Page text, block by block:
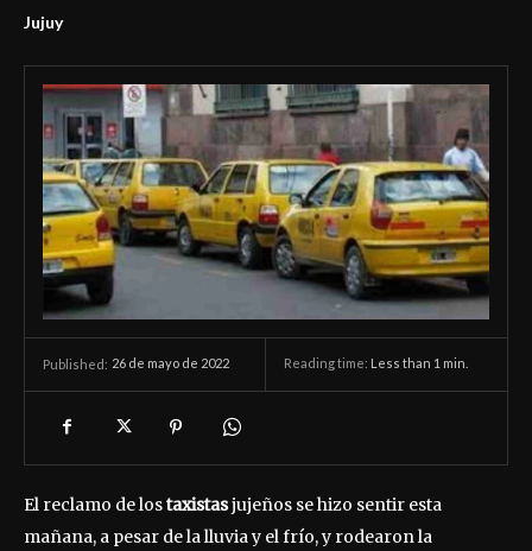
Jujuy
Published: 26 de mayo de 2022 Reading time: Less than 1 min.
El reclamo de lostaxistasjujeños se hizo sentir esta
mañana, a pesar de la lluvia y el frío, y rodearon la